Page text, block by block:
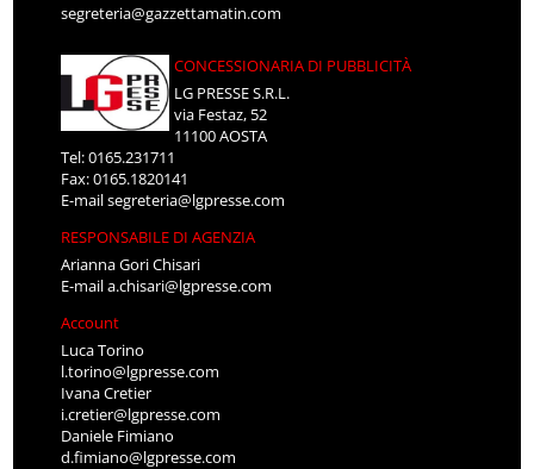
segreteria@gazzettamatin.com
CONCESSIONARIA DI PUBBLICITÀ
LG PRESSE S.R.L.
via Festaz, 52
11100 AOSTA
Tel: 0165.231711
Fax: 0165.1820141
E-mailsegreteria@lgpresse.com
RESPONSABILE DI AGENZIA
Arianna Gori Chisari
E-maila.chisari@lgpresse.com
Account
Luca Torino
l.torino@lgpresse.com
Ivana Cretier
i.cretier@lgpresse.com
Daniele Fimiano
d.fimiano@lgpresse.com